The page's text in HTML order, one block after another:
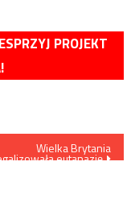
PROJEKT
Wielka Brytania
eutanazję